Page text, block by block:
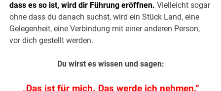
dass es so ist, wird dir Führung eröffnen. Vielleicht sogar
ohne dass du danach suchst, wird ein Stück Land, eine
Gelegenheit, eine Verbindung mit einer anderen Person,
vor dich gestellt werden.
Du wirst es wissen und sagen:
„Das ist für mich. Das werde ich nehmen.“